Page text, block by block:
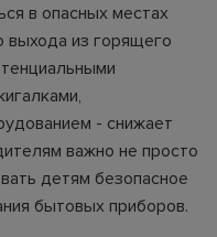
в опасных местах
выхода из горящего
- снижает
важно не просто
детям безопасное
бытовых приборов.